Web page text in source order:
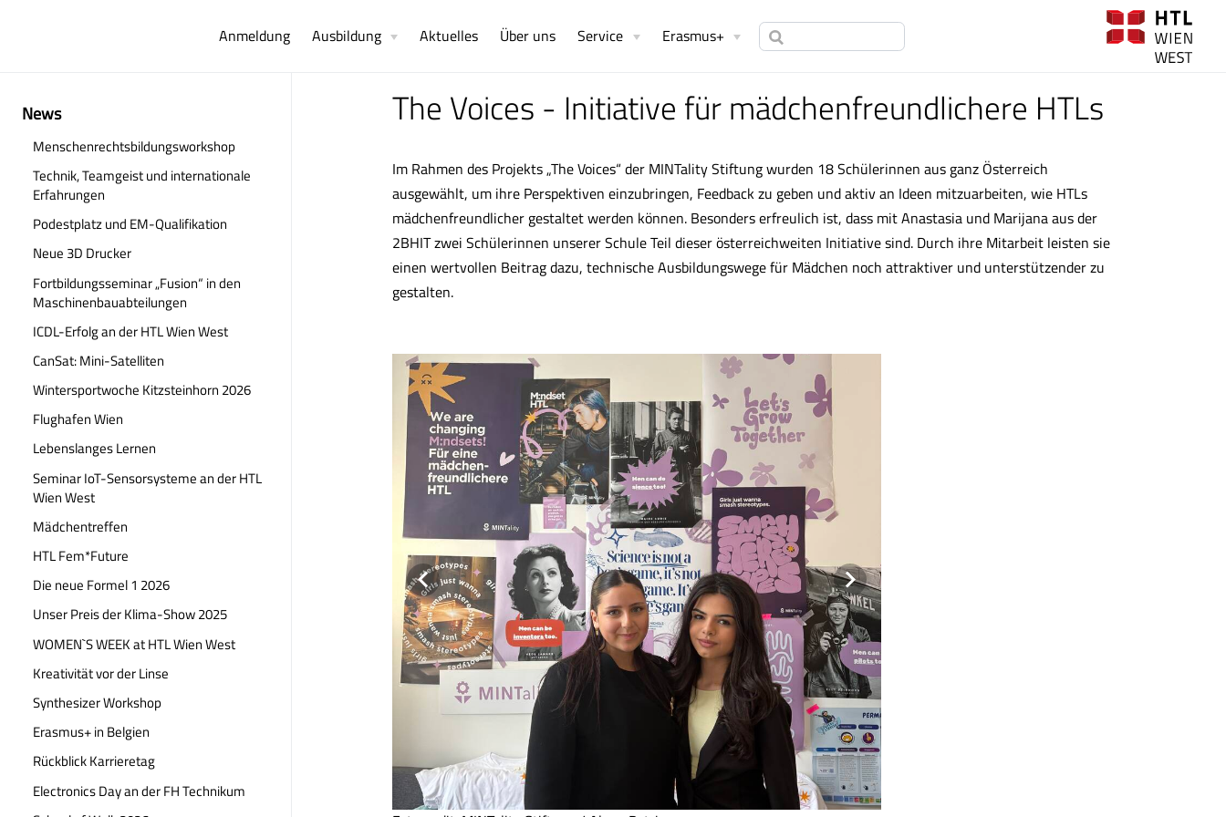
Anmeldung Ausbildung Aktuelles Über uns Service Erasmus+
News
Menschenrechtsbildungsworkshop
Technik, Teamgeist und internationale
Erfahrungen
Podestplatz und EM-Qualifikation
Neue 3D Drucker
Fortbildungsseminar „Fusion“ in den
Maschinenbauabteilungen
ICDL-Erfolg an der HTL Wien West
CanSat: Mini-Satelliten
Wintersportwoche Kitzsteinhorn 2026
Flughafen Wien
Lebenslanges Lernen
Seminar IoT-Sensorsysteme an der HTL
Wien West
Mädchentreffen
HTL Fem*Future
Die neue Formel 1 2026
Unser Preis der Klima-Show 2025
WOMEN`S WEEK at HTL Wien West
Kreativität vor der Linse
Synthesizer Workshop
Erasmus+ in Belgien
Rückblick Karrieretag
Electronics Day an der FH Technikum
The Voices - Initiative für mädchenfreundlichere HTLs
Im Rahmen des Projekts „The Voices“ der MINTality Stiftung wurden 18 Schülerinnen aus ganz Österreich
ausgewählt, um ihre Perspektiven einzubringen, Feedback zu geben und aktiv an Ideen mitzuarbeiten, wie HTLs
mädchenfreundlicher gestaltet werden können. Besonders erfreulich ist, dass mit Anastasia und Marijana aus der
2BHIT zwei Schülerinnen unserer Schule Teil dieser österreichweiten Initiative sind. Durch ihre Mitarbeit leisten sie
einen wertvollen Beitrag dazu, technische Ausbildungswege für Mädchen noch attraktiver und unterstützender zu
gestalten.